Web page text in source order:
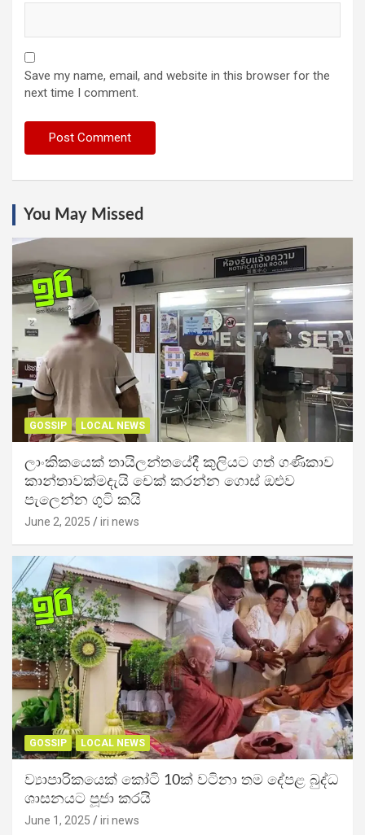
Save my name, email, and website in this browser for the
next time I comment.
You May Missed
GOSSIP LOCAL NEWS
ලාංකිකයෙක් තායිලන්තයේදී කුලියට ගත් ගණිකාව
කාන්තාවක්මදැයි චෙක් කරන්න ගොස් ඔළුව
පැලෙන්න ගුටි කයි
June 2, 2025 iri news
GOSSIP LOCAL NEWS
ව්‍යාපාරිකයෙක් කෝටි 10ක් වටිනා තම දේපළ බුද්ධ
ශාසනයට පූජා කරයි
June 1, 2025 iri news